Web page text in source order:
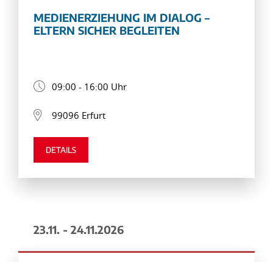
MEDIENERZIEHUNG IM DIALOG –
ELTERN SICHER BEGLEITEN
09:00 - 16:00 Uhr
99096 Erfurt
DETAILS
23.11. - 24.11.2026